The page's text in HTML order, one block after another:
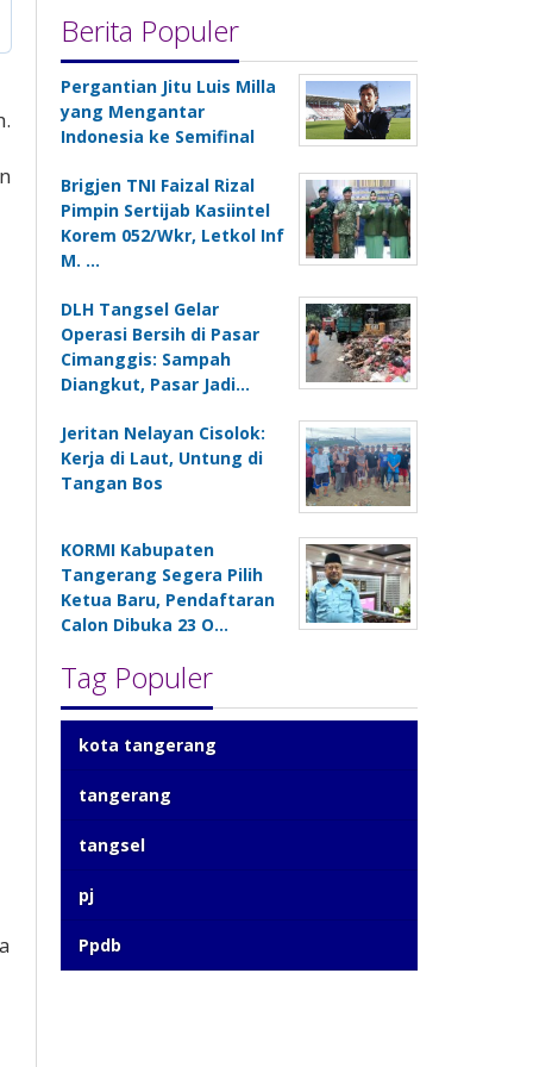
Berita Populer
Pergantian Jitu Luis Milla
yang Mengantar
Indonesia ke Semifinal
Brigjen TNI Faizal Rizal
Pimpin Sertijab Kasiintel
Korem 052/Wkr, Letkol Inf
M. …
DLH Tangsel Gelar
Operasi Bersih di Pasar
Cimanggis: Sampah
Diangkut, Pasar Jadi…
Jeritan Nelayan Cisolok:
Kerja di Laut, Untung di
Tangan Bos
KORMI Kabupaten
Tangerang Segera Pilih
Ketua Baru, Pendaftaran
Calon Dibuka 23 O…
Tag Populer
kota tangerang
tangerang
tangsel
pj
Ppdb